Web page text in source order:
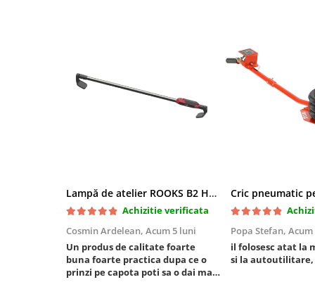
Furtune Aer Comprimat
Masini de gaurit si taiat
Scule speciale
Rulmenti,Bucsi si Extractoare
Lampă de atelier ROOKS B2 HYBRID pentru capotă, 2000 lumeni, 5000 mAh
Achizitie verificata
Cosmin Ardelean, Acum 5 luni
Un produs de calitate foarte
buna foarte practica dupa ce o
prinzi pe capota poti sa o dai mai
Popa Stefan, Acum
il folosesc atat la
si la autoutilitare,